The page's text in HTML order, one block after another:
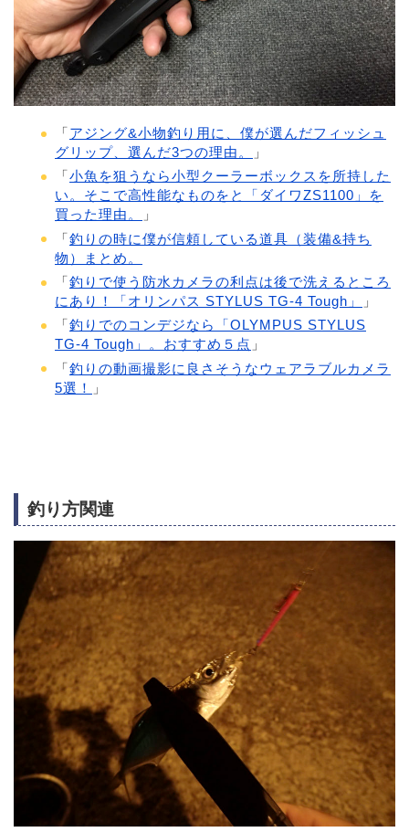
「アジング&小物釣り用に、僕が選んだフィッシュ
グリップ、選んだ3つの理由。
」
「小魚を狙うなら小型クーラーボックスを所持した
い。そこで高性能なものをと「ダイワZS1100」を
買った理由。
」
「釣りの時に僕が信頼している道具（装備&持ち
物）まとめ。
「釣りで使う防水カメラの利点は後で洗えるところ
にあり！「オリンパス STYLUS TG-4 Tough」
」
「釣りでのコンデジなら「OLYMPUS STYLUS
TG-4 Tough」。おすすめ５点 」
「釣りの動画撮影に良さそうなウェアラブルカメラ
5選！
」
釣り方関連